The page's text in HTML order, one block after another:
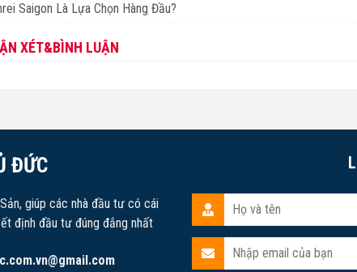
Saigon Là Lựa Chọn Hàng Đầu?
XÉT&BÌNH LUẬN
ĐỨC
giúp các nhà đầu tư có cái
định đầu tư đúng đắng nhất